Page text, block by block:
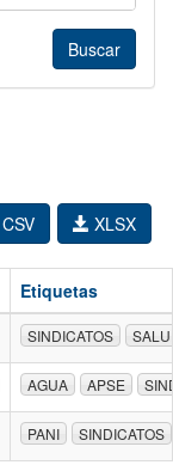
XLSX
CSV
Etiquetas
SINDICATOS
AGUA APSE
PANI SINDICATOS